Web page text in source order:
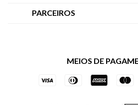
Central de Atendimento
Trocas e Devoluções
PARCEIROS
Vai de Visa
Azul Fidelidade
MEIOS DE